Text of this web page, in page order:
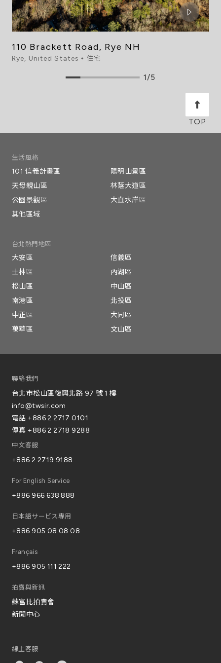
110 Brackett Road, Rye NH
Rye, United States ⦁ 住宅
1/5
生活風格
101 信義計畫區
陽明山景區
天母親山區
林蔭大道區
公園景觀區
大直水岸區
其他區域
台北熱門地區
大安區
信義區
士林區
內湖區
松山區
中山區
南港區
北投區
中正區
大同區
萬華區
文山區
聯絡我們
台北市松山區復興北路 97 號 1 樓
info@twsir.com
電話 +886 2 2717 0101
傳真 +886 2 2718 9288
中文客服
+886 2 2719 9188
For English Service
+886 966 638 888
日本語サービス專用
+886 905 08 08 08
Français
+886 905 111 222
拍賣與新訊
蘇富比拍賣會
新聞中心
線上客服